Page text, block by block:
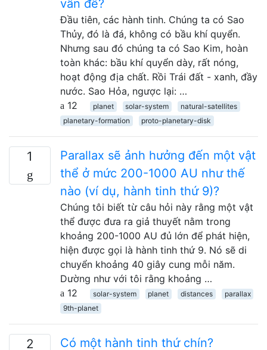
vấn đề?
Đầu tiên, các hành tinh. Chúng ta có Sao
Thủy, đó là đá, không có bầu khí quyển.
Nhưng sau đó chúng ta có Sao Kim, hoàn
toàn khác: bầu khí quyển dày, rất nóng,
hoạt động địa chất. Rồi Trái đất - xanh, đầy
nước. Sao Hỏa, ngược lại: …
12
planet solar-system
natural-satellites
planetary-formation
proto-planetary-disk
1
Parallax sẽ ảnh hưởng đến một vật
thể ở mức 200-1000 AU như thế
nào (ví dụ, hành tinh thứ 9)?
Chúng tôi biết từ câu hỏi này rằng một vật
thể được đưa ra giả thuyết nằm trong
khoảng 200-1000 AU đủ lớn để phát hiện,
hiện được gọi là hành tinh thứ 9. Nó sẽ di
chuyển khoảng 40 giây cung mỗi năm.
Dường như với tôi rằng khoảng …
12
solar-system planet distances
parallax
9th-planet
2 Có một hành tinh thứ chín?